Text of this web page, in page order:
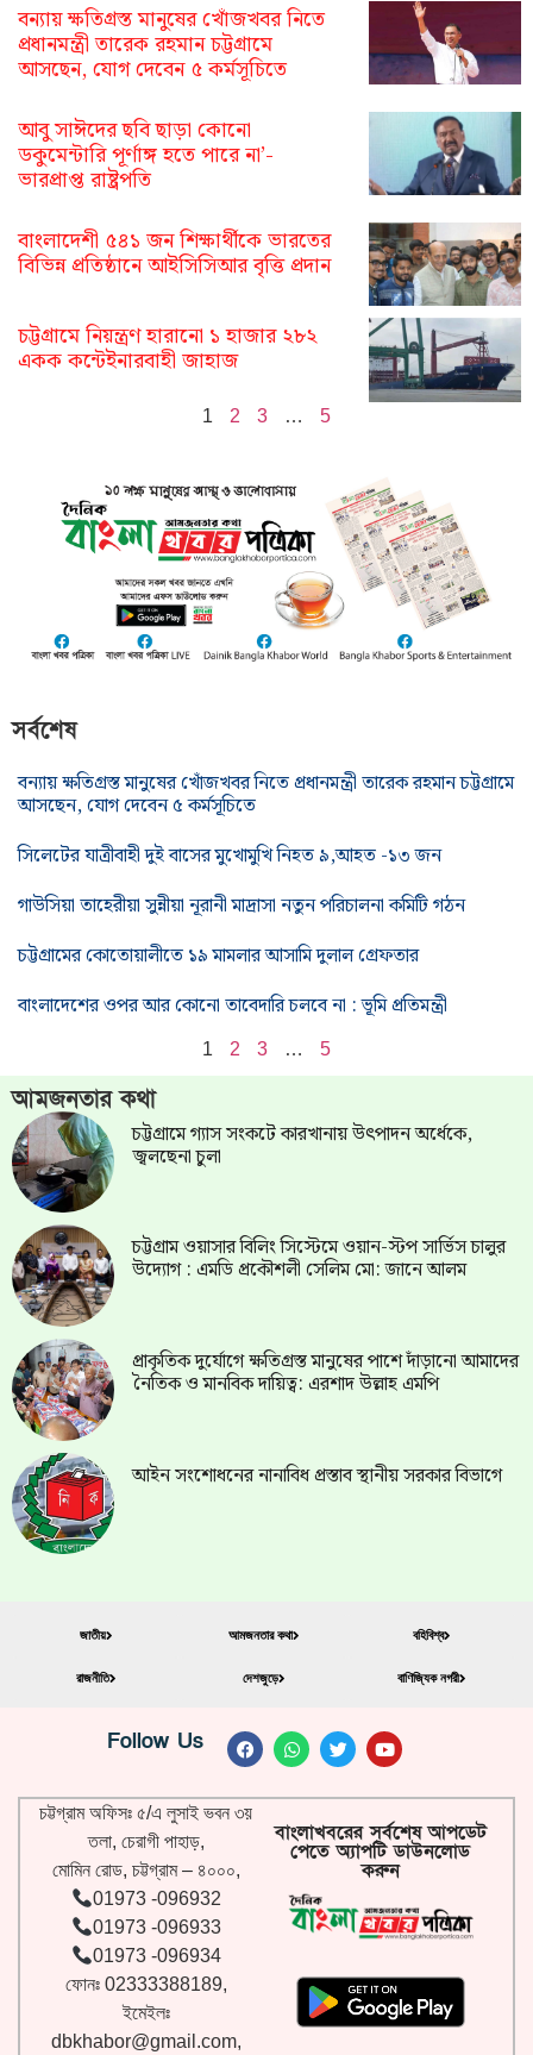
বন্যায় ক্ষতিগ্রস্ত মানুষের খোঁজখবর নিতে
প্রধানমন্ত্রী তারেক রহমান চট্টগ্রামে
আসছেন, যোগ দেবেন ৫ কর্মসূচিতে
আবু সাঈদের ছবি ছাড়া কোনো
ডকুমেন্টারি পূর্ণাঙ্গ হতে পারে না’-
ভারপ্রাপ্ত রাষ্ট্রপতি
বাংলাদেশী ৫৪১ জন শিক্ষার্থীকে ভারতের
বিভিন্ন প্রতিষ্ঠানে আইসিসিআর বৃত্তি প্রদান
চট্টগ্রামে নিয়ন্ত্রণ হারানো ১ হাজার ২৮২
একক কন্টেইনারবাহী জাহাজ
1 2 3 … 5
সর্বশেষ
বন্যায় ক্ষতিগ্রস্ত মানুষের খোঁজখবর নিতে প্রধানমন্ত্রী তারেক রহমান চট্টগ্রামে
আসছেন, যোগ দেবেন ৫ কর্মসূচিতে
সিলেটের যাত্রীবাহী দুই বাসের মুখোমুখি নিহত ৯,আহত -১৩ জন
গাউসিয়া তাহেরীয়া সুন্নীয়া নূরানী মাদ্রাসা নতুন পরিচালনা কমিটি গঠন
চট্টগ্রামের কোতোয়ালীতে ১৯ মামলার আসামি দুলাল গ্রেফতার
বাংলাদেশের ওপর আর কোনো তাবেদারি চলবে না : ভূমি প্রতিমন্ত্রী
1 2 3 … 5
আমজনতার কথা
চট্টগ্রামে গ্যাস সংকটে কারখানায় উৎপাদন অর্ধেকে,
জ্বলছেনা চুলা
চট্টগ্রাম ওয়াসার বিলিং সিস্টেমে ওয়ান-স্টপ সার্ভিস চালুর
উদ্যোগ : এমডি প্রকৌশলী সেলিম মো: জানে আলম
প্রাকৃতিক দুর্যোগে ক্ষতিগ্রস্ত মানুষের পাশে দাঁড়ানো আমাদের
নৈতিক ও মানবিক দায়িত্ব: এরশাদ উল্লাহ এমপি
আইন সংশোধনের নানাবিধ প্রস্তাব স্থানীয় সরকার বিভাগে
জাতীয়
রাজনীতি
আমজনতার কথা
দেশজুড়ে
বহিবিশ্ব
বাণিজ্যিক নগরী
Follow Us
চট্টগ্রাম অফিসঃ ৫/এ লুসাই ভবন ৩য়
তলা, চেরাগী পাহাড়,
মোমিন রোড, চট্টগ্রাম – ৪০০০,
01973 -096932
01973 -096933
01973 -096934
ফোনঃ 02333388189,
ইমেইলঃ
dbkhabor@gmail.com,
বাংলাখবরের সর্বশেষ আপডেট
পেতে অ্যাপটি ডাউনলোড
করুন